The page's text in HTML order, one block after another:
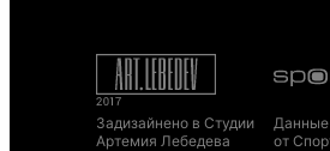
Задизайнено в Студии
Артемия Лебедева
Данные
от